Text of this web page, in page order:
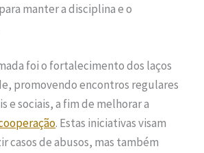
manter a disciplina e o
foi o fortalecimento dos laços
promovendo encontros regulares
e sociais, a fim de melhorar a
. Estas iniciativas visam
casos de abusos, mas também